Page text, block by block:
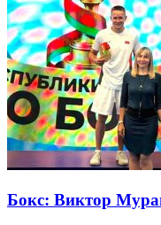
Бокс: Виктор